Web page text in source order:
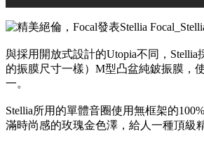
與採用開放式設計的Utopia不同，
的振膜尺寸一樣）M型凸盆純鈹振膜，
一。
Stellia所用的單體音圈使用無框架的
滿時尚感的玫瑰金色澤，給人一種頂級